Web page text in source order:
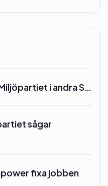
i andra S…
sågar
fixa jobben